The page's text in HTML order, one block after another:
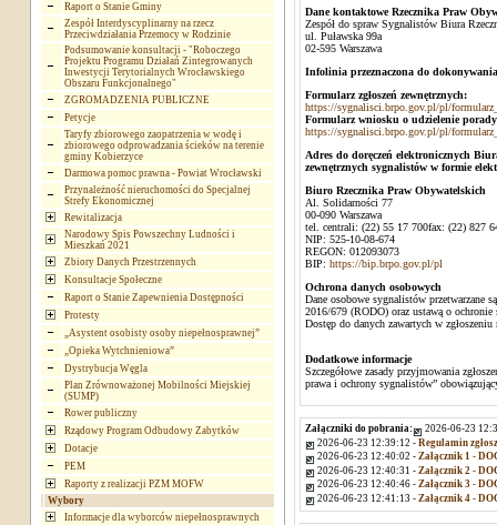
Raport o Stanie Gminy
Zespół Interdyscyplinarny na rzecz
Przeciwdziałania Przemocy w Rodzinie
Podsumowanie konsultacji - "Roboczego
Projektu Programu Działań Zintegrowanych
Inwestycji Terytorialnych Wrocławskiego
Obszaru Funkcjonalnego"
ZGROMADZENIA PUBLICZNE
Petycje
Taryfy zbiorowego zaopatrzenia w wodę i
zbiorowego odprowadzania ścieków na terenie
gminy Kobierzyce
Darmowa pomoc prawna - Powiat Wrocławski
Przynależność nieruchomości do Specjalnej
Strefy Ekonomicznej
Rewitalizacja
Narodowy Spis Powszechny Ludności i
Mieszkań 2021
Zbiory Danych Przestrzennych
Konsultacje Społeczne
Raport o Stanie Zapewnienia Dostępności
Protesty
„Asystent osobisty osoby niepełnosprawnej”
„Opieka Wytchnieniowa”
Dystrybucja Węgla
Plan Zrównoważonej Mobilności Miejskiej
(SUMP)
Rower publiczny
Rządowy Program Odbudowy Zabytków
Dotacje
PEM
Raporty z realizacji PZM MOFW
Wybory
Informacje dla wyborców niepełnosprawnych
Dane kontaktowe Rzecznika Praw
Zespół do spraw Sygnalistów Biura
ul. Puławska 99a
02-595 Warszawa
Infolinia przeznaczona do dokonywania
Formularz zgłoszeń zewnętrznych:
https://sygnalisci.brpo.gov.pl/pl/
Formularz wniosku o udzielenie
https://sygnalisci.brpo.gov.pl/pl/
Adres do doręczeń elektronicznych
zewnętrznych sygnalistów w formie
Biuro Rzecznika Praw Obywatelskich
Al. Solidarności 77
00-090 Warszawa
tel. centrali: (22) 55 17 700fax: (22) 827
NIP: 525-10-08-674
REGON: 012093073
BIP: https://bip.brpo.gov.pl/pl
Ochrona danych osobowych
Dane osobowe sygnalistów przetwarzane
2016/679 (RODO) oraz ustawą o ochronie
Dostęp do danych zawartych w
Dodatkowe informacje
Szczegółowe zasady przyjmowania
prawa i ochrony sygnalistów”
Załączniki do pobrania:
2026-06-23
2026-06-23 12:39:12 - Regulamin
2026-06-23 12:40:02 - Załącznik 1 -
2026-06-23 12:40:31 - Załącznik 2 -
2026-06-23 12:40:46 - Załącznik 3 -
2026-06-23 12:41:13 - Załącznik 4 -